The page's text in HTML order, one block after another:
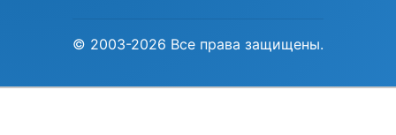
© 2003-2026 Все права защищены.